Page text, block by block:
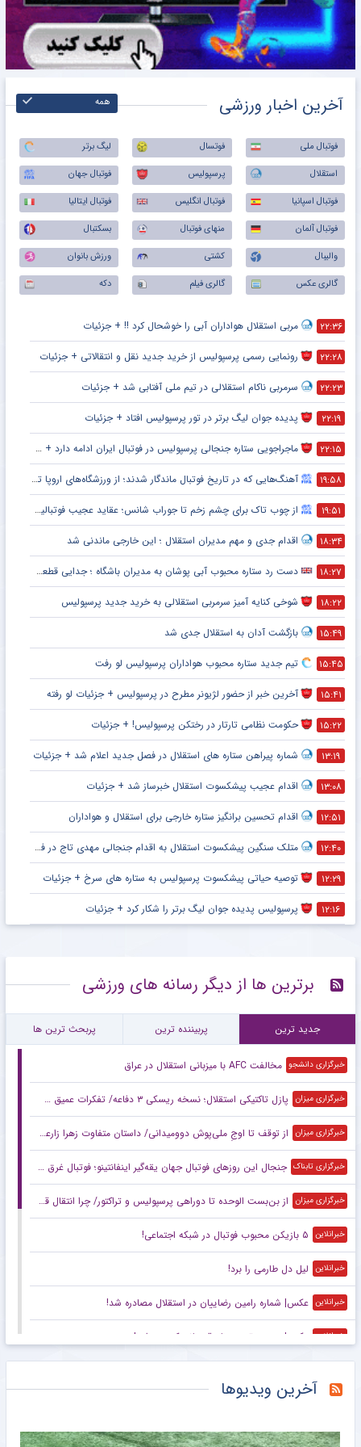
آخرین اخبار ورزشی همه
فوتبال ملی فوتسال
لیگ برتر
استقلال
پرسپولیس
فوتبال جهان
فوتبال اسپانیا
فوتبال انگلیس
فوتبال ایتالیا
فوتبال آلمان
منهای فوتبال
بسکتبال
والیبال
کشتی
ورزش بانوان
گالری عکس
گالری فیلم دکه
۲۲:۳۶ مربی استقلال هواداران آبی را خوشحال کرد !! + جزئیات
۲۲:۲۸ رونمایی رسمی پرسپولیس از خرید جدید نقل و انتقالاتی + جزئیات
۲۲:۲۳ سرمربی ناکام استقلالی در تیم ملی آفتابی شد + جزئیات
۲۲:۱۹ پدیده جوان لیگ برتر در تور پرسپولیس افتاد + جزئیات
۲۲:۱۵ ماجراجویی ستاره جنجالی پرسپولیس در فوتبال ایران ادامه دارد + جزئیات
۱۹:۵۸ آهنگ‌هایی که در تاریخ فوتبال ماندگار شدند؛ از ورزشگاه‌های اروپا تا جام جهانی
۱۹:۵۱ از چوب تاک برای چشم زخم تا جوراب شانس؛ عقاید عجیب فوتبالیست‌ها!
۱۸:۳۴ اقدام جدی و مهم مدیران استقلال ؛ این خارجی ماندنی شد
۱۸:۲۷ دست رد ستاره محبوب آبی پوشان به مدیران باشگاه ؛ جدایی قطعی است !
۱۸:۲۲ شوخی کنایه آمیز سرمربی استقلالی به خرید جدید پرسپولیس
۱۵:۴۹ بازگشت آدان به استقلال جدی شد
۱۵:۴۵ تیم جدید ستاره محبوب هواداران پرسپولیس لو رفت
۱۵:۴۱ آخرین خبر از حضور لژیونر مطرح در پرسپولیس + جزئیات لو رفته
۱۵:۲۲ حکومت نظامی تارتار در رختکن پرسپولیس! + جزئیات
۱۳:۱۹ شماره پیراهن ستاره های استقلال در فصل جدید اعلام شد + جزئیات
۱۳:۰۸ اقدام عجیب پیشکسوت استقلال خبرساز شد + جزئیات
۱۲:۵۱ اقدام تحسین برانگیز ستاره خارجی برای استقلال و هواداران
۱۲:۴۰ متلک سنگین پیشکسوت استقلال به اقدام جنجالی مهدی تاج در فدراسیون فوتبال
۱۲:۲۹ توصیه حیاتی پیشکسوت پرسپولیس به ستاره های سرخ + جزئیات
۱۲:۱۶ پرسپولیس پدیده جوان لیگ برتر را شکار کرد + جزئیات
برترین ها از دیگر رسانه های ورزشی
جدید ترین پربیننده ترین پربحث ترین ها
خبرگزاری دانشجو مخالفت AFC با میزبانی استقلال در عراق
خبرگزاری میزان پازل تاکتیکی استقلال؛ نسخه ریسکی ۳ دفاعه/ تفکرات عمیق سهراب با اسکواد کم‌عمق
خبرگزاری میزان از توقف تا اوجِ ملی‌پوش دوومیدانی/ داستان متفاوت زهرا زارعی در آستانه ناگویا
خبرگزاری تابناک جنجال این روزهای فوتبال جهان یقه‌گیر اینفانتینو؛ فوتبال غرق در اقتصاد
خبرگزاری میزان از بن‌بست الوحده تا دوراهی پرسپولیس و تراکتور/ چرا انتقال قربانی در هاله‌ای از ابهام است؟
خبرانلاین ۵ بازیکن محبوب فوتبال در شبکه اجتماعی!
خبرانلاین لیل دل طارمی را برد!
خبرانلاین عکس| شماره رامین رضاییان در استقلال مصادره شد!
خبرانلاین عکس| عجیب ترین جام قهرمانی که دیده‌اید!
خبرگزاری مهر حماسه مردم زاهدان در صد و شصتمین شب دلدادگی
آخرین ویدیوها